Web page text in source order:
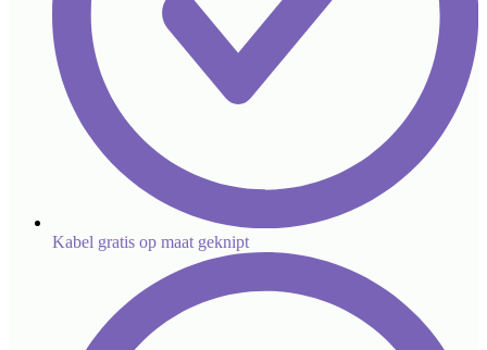
Kabel gratis op maat geknipt